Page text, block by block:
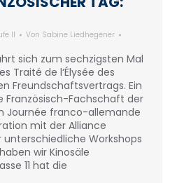
II Von Sabine Liedhegener
sich zum sechzigsten Mal
Traité de l‘Élysée des
Freundschaftsvertrags. Ein
Französisch-Fachschaft der
Journée franco-allemande
mit der Alliance
unterschiedliche Workshops
wir Kinosäle
11 hat die